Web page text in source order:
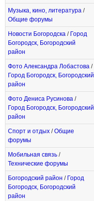
Музыка, кино, литература /
Общие форумы
Новости Богородска / Город
Богородск, Богородский
район
Фото Александра Лобастова /
Город Богородск, Богородский
район
Фото Дениса Русинова /
Город Богородск, Богородский
район
Спорт и отдых /Общие
форумы
Мобильная связь /
Технические форумы
Богородский район / Город
Богородск, Богородский
район